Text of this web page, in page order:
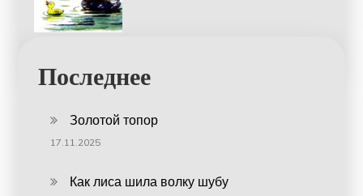
Последнее
Золотой топор
17.11.2025
Как лиса шила волку шубу